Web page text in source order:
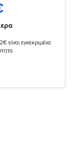
είναι εγκεκριμένα